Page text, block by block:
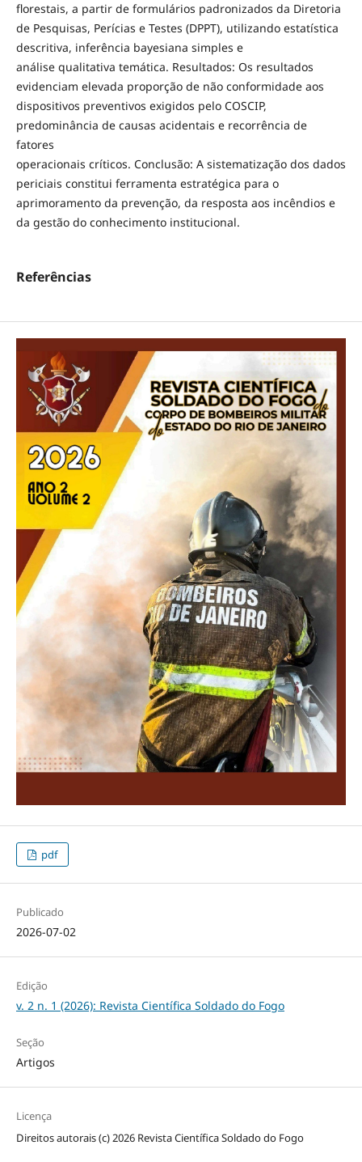
florestais, a partir de formulários padronizados da Diretoria
de Pesquisas, Perícias e Testes (DPPT), utilizando estatística
descritiva, inferência bayesiana simples e
análise qualitativa temática. Resultados: Os resultados
evidenciam elevada proporção de não conformidade aos
dispositivos preventivos exigidos pelo COSCIP,
predominância de causas acidentais e recorrência de
fatores
operacionais críticos. Conclusão: A sistematização dos dados
periciais constitui ferramenta estratégica para o
aprimoramento da prevenção, da resposta aos incêndios e
da gestão do conhecimento institucional.
Referências
pdf
Publicado
2026-07-02
Edição
v. 2 n. 1 (2026): Revista Científica Soldado do Fogo
Seção
Artigos
Licença
Direitos autorais (c) 2026 Revista Científica Soldado do Fogo